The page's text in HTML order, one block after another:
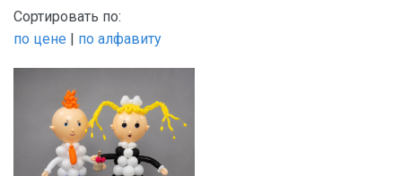
Сортировать по:
по цене | по алфавиту